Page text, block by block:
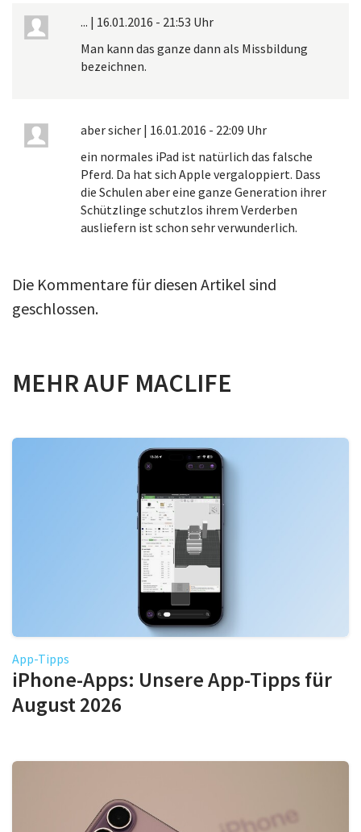
... | 16.01.2016 - 21:53 Uhr
Man kann das ganze dann als Missbildung
bezeichnen.
aber sicher | 16.01.2016 - 22:09 Uhr
ein normales iPad ist natürlich das falsche
Pferd. Da hat sich Apple vergaloppiert. Dass
die Schulen aber eine ganze Generation ihrer
Schützlinge schutzlos ihrem Verderben
ausliefern ist schon sehr verwunderlich.
Die Kommentare für diesen Artikel sind
geschlossen.
MEHR AUF MACLIFE
App-Tipps
iPhone-Apps: Unsere App-Tipps für
August 2026